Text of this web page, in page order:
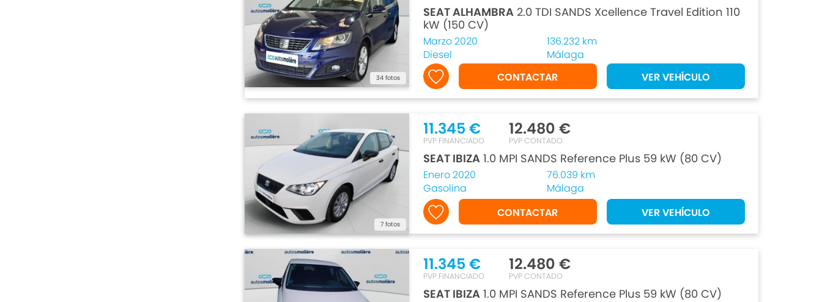
34 fotos
SEAT ALHAMBRA2.0 TDI SANDS Xcellence Travel Edition 110
kW (150 CV)
Marzo 2020
Diesel
136.232 km
Málaga
CONTACTAR
VER VEHÍCULO
7 fotos
11.345 €
PVP FINANCIADO
12.480 €
PVP CONTADO
SEAT IBIZA1.0 MPI SANDS Reference Plus 59 kW (80 CV)
Enero 2020
Gasolina
76.039 km
Málaga
CONTACTAR
VER VEHÍCULO
11.345 €
PVP FINANCIADO
12.480 €
PVP CONTADO
SEAT IBIZA1.0 MPI SANDS Reference Plus 59 kW (80 CV)